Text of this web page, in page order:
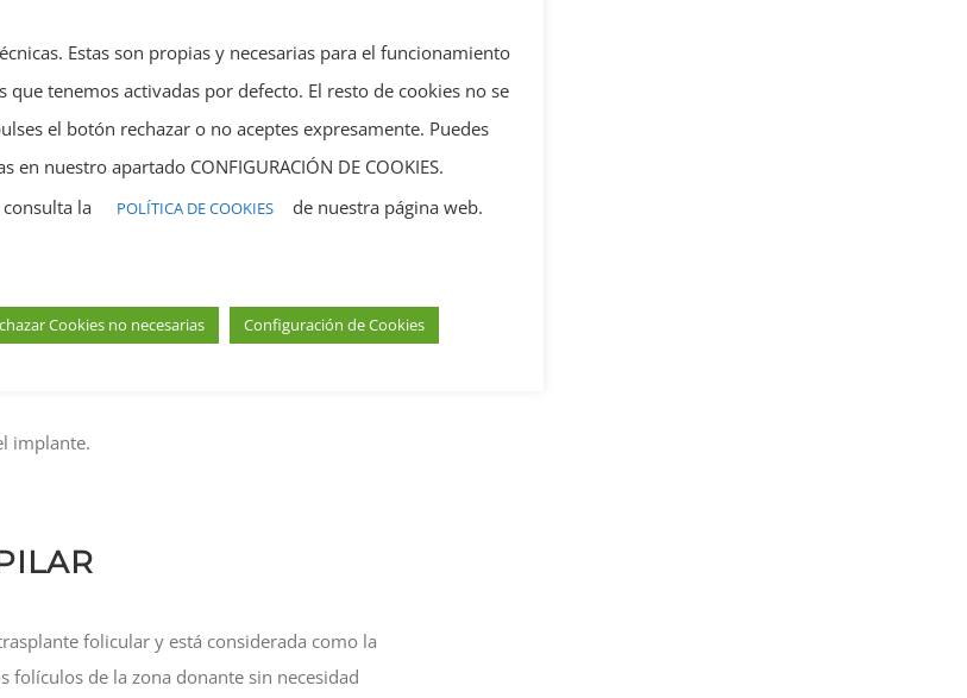
necesario que el paciente tenga suficientes
extrae más tejido en el procedimiento.
de folículos es a la vez un
la parte donante y esta queda marcada,
puntos de sutura (molestias, toma de
implante.
folicular y está considerada como la
folículos de la zona donante sin necesidad
Estas son propias y necesarias para el funcionamiento
que tenemos activadas por defecto. El resto de cookies no se
el botón rechazar o no aceptes expresamente. Puedes
en nuestro apartado CONFIGURACIÓN DE COOKIES.
la
POLÍTICA DE COOKIES de nuestra página web.
Cookies no necesarias Configuración de Cookies